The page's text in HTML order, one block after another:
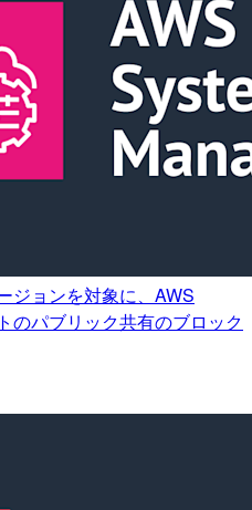
ジョンを対象に、AWS
のパブリック共有のブロック